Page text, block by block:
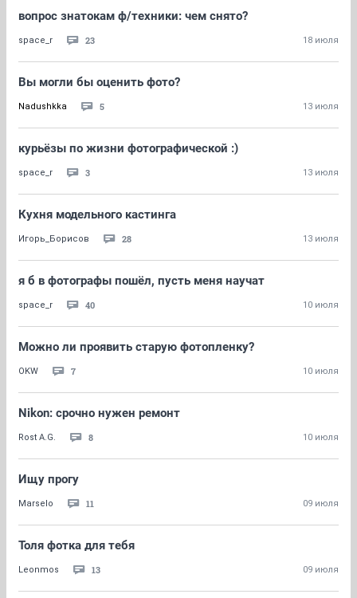
вопрос знатокам ф/техники: чем снято?
space_r 23 18 июля
Вы могли бы оценить фото?
Nadushkka 5 13 июля
курьёзы по жизни фотографической :)
space_r 3 13 июля
Кухня модельного кастинга
Игорь_Борисов 28 13 июля
я б в фотографы пошёл, пусть меня научат
space_r 40 10 июля
Можно ли проявить старую фотопленку?
OKW 7 10 июля
Nikon: срочно нужен ремонт
Rost A.G. 8 10 июля
Ищу прогу
Marselo 11 09 июля
Толя фотка для тебя
Leonmos 13 09 июля